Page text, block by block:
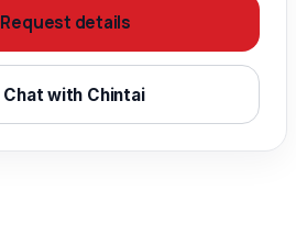
Request details
Chat with Chintai